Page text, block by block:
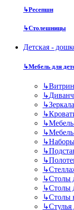
↳Ресепшн
↳Столешницы
Детская -
↳Мебель для
↳
↳
↳Зеркала
↳
↳Мебель
↳Мебель
↳
↳
↳
↳
↳Столы
↳Столы
↳Столы
↳Стулья